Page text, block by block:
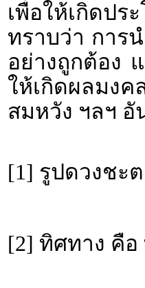
เพื่อให้เกิดป
ทราบว่า การ
อย่างถูกต้อง
ให้เกิดผลมง
สมหวัง ฯลฯ อั
[1] รูปดวงชะ
[2] ทิศทาง คื